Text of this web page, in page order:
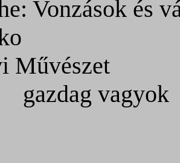
Vonzások és
Művészet
vagyok